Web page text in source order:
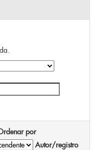
por
Autor/registro